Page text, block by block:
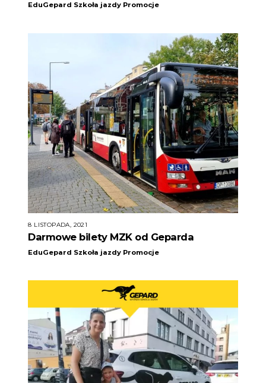
EduGepard Szkoła jazdy Promocje
8 LISTOPADA, 2021
Darmowe bilety MZK od Geparda
EduGepard Szkoła jazdy Promocje